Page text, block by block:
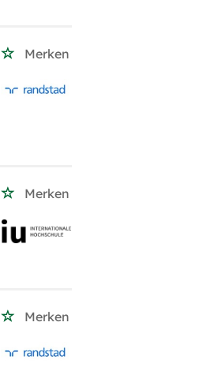
Merken
Merken
Merken